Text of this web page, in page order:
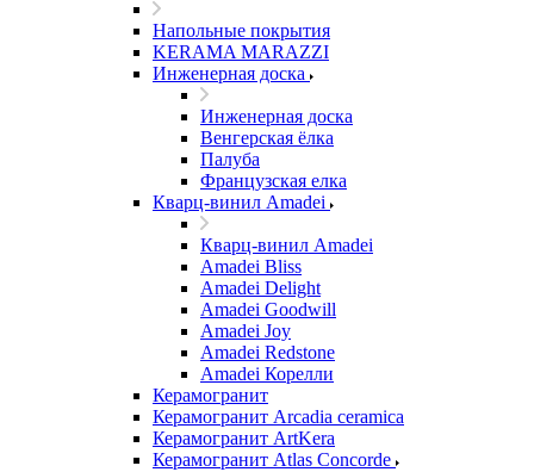
Напольные покрытия
KERAMA MARAZZI
Инженерная доска
Инженерная доска
Венгерская ёлка
Палуба
Французская елка
Кварц-винил Amadei
Кварц-винил Amadei
Amadei Bliss
Amadei Delight
Amadei Goodwill
Amadei Joy
Amadei Redstone
Amadei Корелли
Керамогранит
Керамогранит Arcadia ceramica
Керамогранит ArtKera
Керамогранит Atlas Concorde